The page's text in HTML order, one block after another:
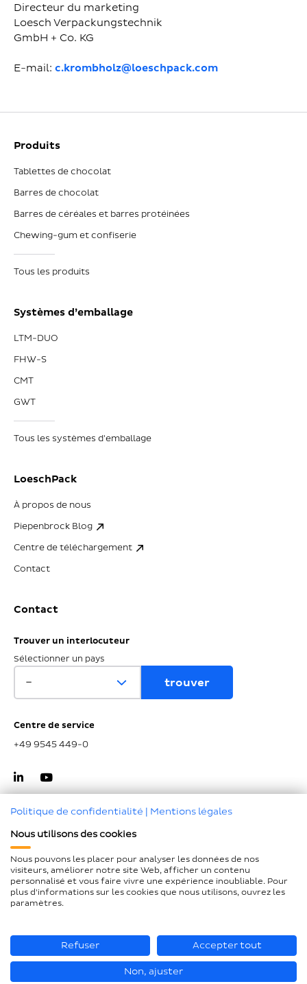
Directeur du marketing
Loesch Verpackungstechnik
GmbH + Co. KG
E-mail: c.krombholz@loeschpack.com
Produits
Tablettes de chocolat
Barres de chocolat
Barres de céréales et barres protéinées
Chewing-gum et confiserie
Tous les produits
Systèmes d’emballage
LTM-DUO
FHW-S
CMT
GWT
Tous les systèmes d'emballage
LoeschPack
À propos de nous
Piepenbrock Blog
Centre de téléchargement
Contact
Contact
Trouver un interlocuteur
Sélectionner un pays
Centre de service
+49 9545 449-0
Mentions légales
Protection des données
Plan du site
© Loesch Verpackungstechnik GmbH + Co. KG 2026
Politique de confidentialité | Mentions légales
Nous utilisons des cookies
Nous pouvons les placer pour analyser les données de nos
visiteurs, améliorer notre site Web, afficher un contenu
personnalisé et vous faire vivre une expérience inoubliable. Pour
plus d'informations sur les cookies que nous utilisons, ouvrez les
paramètres.
Refuser Accepter tout
Non, ajuster